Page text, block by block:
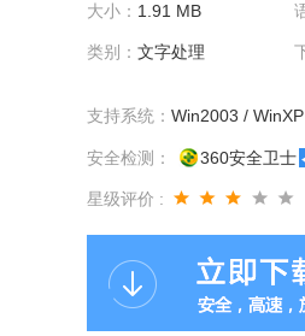
大小： 1.91 MB
类别： 文字处理
支持系统： Win2003 /
安全检测： 360安全卫士
星级评价 :